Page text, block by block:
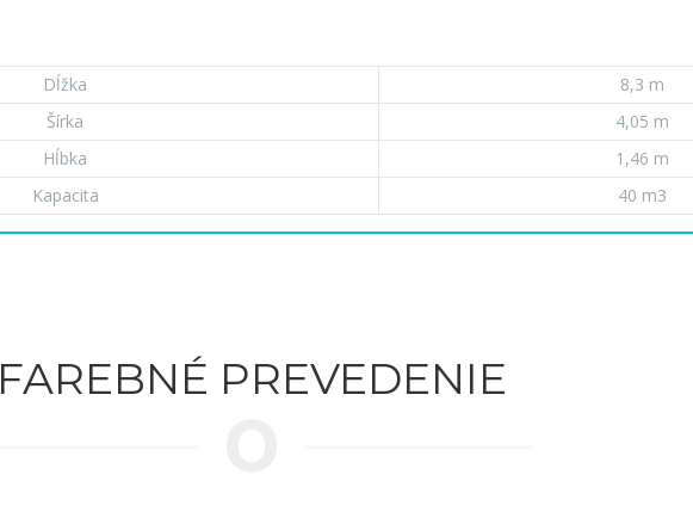
Dĺžka
8,3 m
Šírka
4,05 m
Hĺbka
1,46 m
Kapacita
40 m3
FAREBNÉ PREVEDENIE